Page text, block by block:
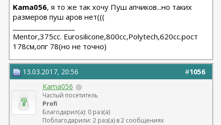
Kama056, я то же так хочу Пуш апчиков...но таких
размеров пуш аров нет(((
Мentor,375cc. Eurosilicone,800cc,Polytech,620cc.рост
178см,опг 78(но не точно)
#1056
13.03.2017, 20:56
Kama056
Частый посетитель
Profi
Благодарил(а): 0 раз(а)
Поблагодарили: 2 раз(а) в 2 сообщениях